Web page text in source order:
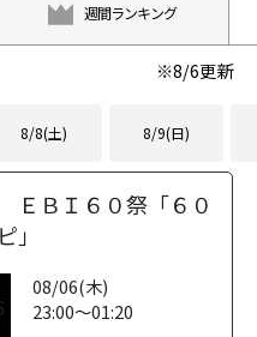
週間ランキング
※8/6更新
8/8(土) 8/9(日)
ＥＢＩ６０祭「６０
」
08/06(木)
23:00～01:20